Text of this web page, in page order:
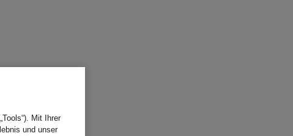
Mit Ihrer
und unser